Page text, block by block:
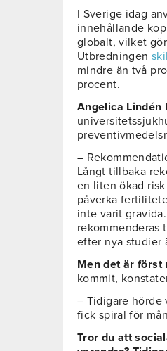
I Sverige idag
innehållande
globalt, vilket
Utbredningen
mindre än två
procent.
Angelica Lindén
–
Långt tillbaka
en liten ökad
påverka
inte varit
rekommenderas
efter nya studier
Men det är först
kommit,
– Tidigare hörde
fick spiral för
Tror du att